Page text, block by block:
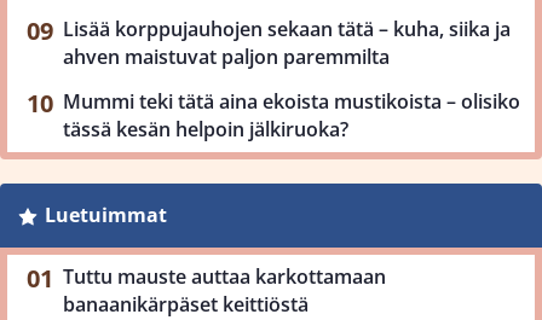
Lisää korppujauhojen sekaan tätä – kuha, siika ja
ahven maistuvat paljon paremmilta
Mummi teki tätä aina ekoista mustikoista – olisiko
tässä kesän helpoin jälkiruoka?
Luetuimmat
Tuttu mauste auttaa karkottamaan
banaanikärpäset keittiöstä